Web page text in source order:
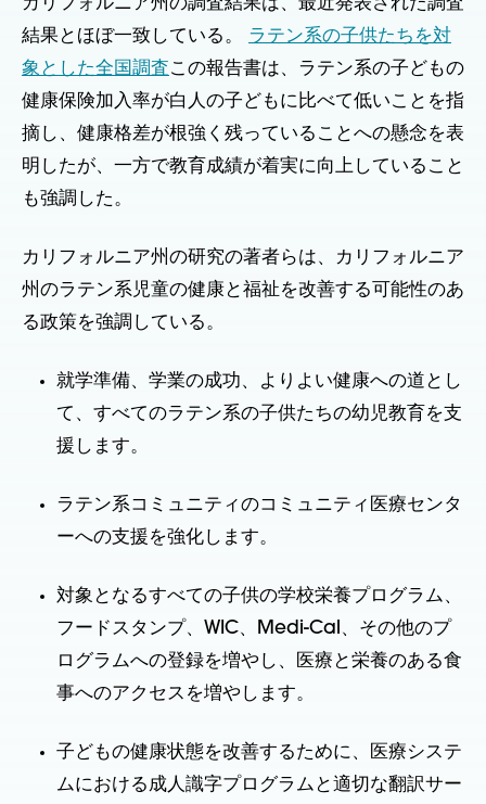
カリフォルニア州の調査結果は、最近発表された調査
結果とほぼ一致している。 ラテン系の子供たちを対
象とした全国調査 この報告書は、ラテン系の子どもの
健康保険加入率が白人の子どもに比べて低いことを指
摘し、健康格差が根強く残っていることへの懸念を表
明したが、一方で教育成績が着実に向上していること
も強調した。
カリフォルニア州の研究の著者らは、カリフォルニア
州のラテン系児童の健康と福祉を改善する可能性のあ
る政策を強調している。
就学準備、学業の成功、よりよい健康への道とし
て、すべてのラテン系の子供たちの幼児教育を支
援します。
ラテン系コミュニティのコミュニティ医療センタ
ーへの支援を強化します。
対象となるすべての子供の学校栄養プログラム、
フードスタンプ、WIC、Medi-Cal、その他のプ
ログラムへの登録を増やし、医療と栄養のある食
事へのアクセスを増やします。
子どもの健康状態を改善するために、医療システ
ムにおける成人識字プログラムと適切な翻訳サー